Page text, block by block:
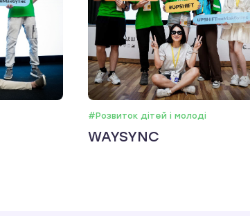
#Розвиток дітей і молоді
WAYSYNC